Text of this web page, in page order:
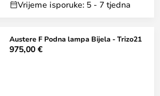
Vrijeme isporuke: 5 - 7 tjedna
Austere F Podna lampa Bijela - Trizo21
975,00 €